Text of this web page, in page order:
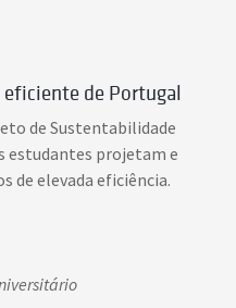
de Portugal
de Sustentabilidade
estudantes projetam e
de elevada eficiência.